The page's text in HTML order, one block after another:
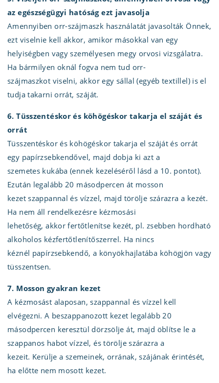
az egészségügyi hatóság ezt javasolja
Amennyiben orr-szájmaszk használatát javasolták Önnek,
ezt viselnie kell akkor, amikor másokkal van egy
helyiségben vagy személyesen megy orvosi vizsgálatra.
Ha bármilyen oknál fogva nem tud orr-
szájmaszkot viselni, akkor egy sállal (egyéb textillel) is el
tudja takarni orrát, száját.
6. Tüsszentéskor és köhögéskor takarja el száját és
orrát
Tüsszentéskor és köhögéskor takarja el száját és orrát
egy papírzsebkendővel, majd dobja ki azt a
szemetes kukába (ennek kezeléséről lásd a 10. pontot).
Ezután legalább 20 másodpercen át mosson
kezet szappannal és vízzel, majd törölje szárazra a kezét.
Ha nem áll rendelkezésre kézmosási
lehetőség, akkor fertőtlenítse kezét, pl. zsebben hordható
alkoholos kézfertőtlenítőszerrel. Ha nincs
kéznél papírzsebkendő, a könyökhajlatába köhögjön vagy
tüsszentsen.
7. Mosson gyakran kezet
A kézmosást alaposan, szappannal és vízzel kell
elvégezni. A beszappanozott kezet legalább 20
másodpercen keresztül dörzsölje át, majd öblítse le a
szappanos habot vízzel, és törölje szárazra a
kezeit. Kerülje a szemeinek, orrának, szájának érintését,
ha előtte nem mosott kezet.